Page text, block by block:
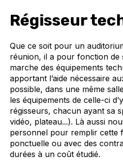
Régisseur
Que ce soit pour un
réunion, il a pour fonction de
marche des équipements
apportant l’aide nécessaire
possible, dans une même
les équipements de celle-ci
régisseurs, chacun ayant sa
vidéo, plateau...). Là aussi
personnel pour remplir cette
ponctuelle ou avec des
durées à un coût étudié.